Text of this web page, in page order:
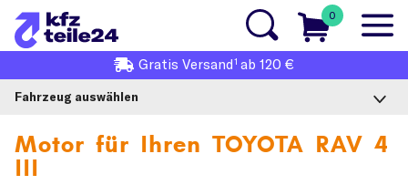
0
Gratis Versand1 ab 120 €
Fahrzeug auswählen
Motor für Ihren TOYOTA RAV 4
III